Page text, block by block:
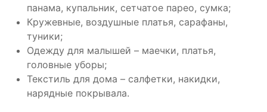
панама, купальник, сетчатое парео, сумка;
Кружевные, воздушные платья, сарафаны,
туники;
Одежду для малышей – маечки, платья,
головные уборы;
Текстиль для дома – салфетки, накидки,
нарядные покрывала.